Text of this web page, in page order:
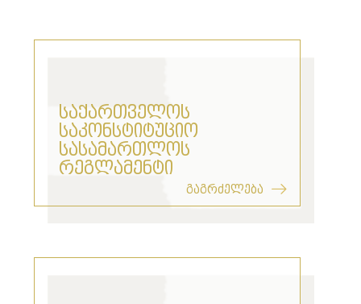
საქართველოს
საკონსტიტუციო
სასამართლოს
რეგლამენტი
გაგრძელება